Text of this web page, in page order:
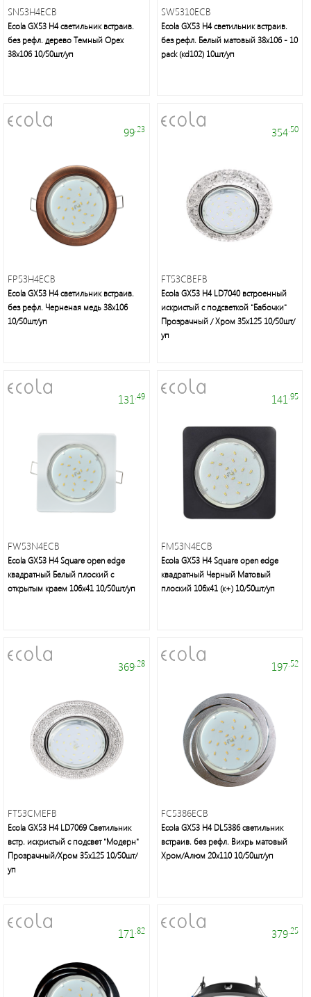
Это
свет
техника:
люстры,
бра,
торшеры,
настольные
Элементы
питания,
настольные
галогенные
и
энергосберегающие
лампы
Люстры,
светильники,
подсветка,
торшеры,
настольные
лампы,
SN53H4ECB
Ecola GX53 H4 светильник встраив.
без рефл. дерево Темный Орех
38x106 10/50шт/уп
SW5310ECB
Ecola GX53 H4 светильник встраив.
без рефл. Белый матовый 38x106 - 10
pack (кd102) 10шт/уп
99 .23
FP53H4ECB
Ecola GX53 H4 светильник встраив.
без рефл. Черненая медь 38x106
10/50шт/уп
354 .50
FT53CBEFB
Ecola GX53 H4 LD7040 встроенный
искристый с подсветкой "Бабочки"
Прозрачный / Хром 35x125 10/50шт/
уп
131 .49
FW53N4ECB
Ecola GX53 H4 Square open edge
квадратный Белый плоский с
открытым краем 106x41 10/50шт/уп
141 .95
FM53N4ECB
Ecola GX53 H4 Square open edge
квадратный Черный Матовый
плоский 106x41 (к+) 10/50шт/уп
369 .28
FT53CMEFB
Ecola GX53 H4 LD7069 Светильник
встр. искристый с подсвет "Модерн"
Прозрачный/Хром 35x125 10/50шт/
уп
197.52
FC5386ECB
Ecola GX53 H4 DL5386 светильник
встраив. без рефл. Вихрь матовый
Хром/Алюм 20x110 10/50шт/уп
171 .82 379.25